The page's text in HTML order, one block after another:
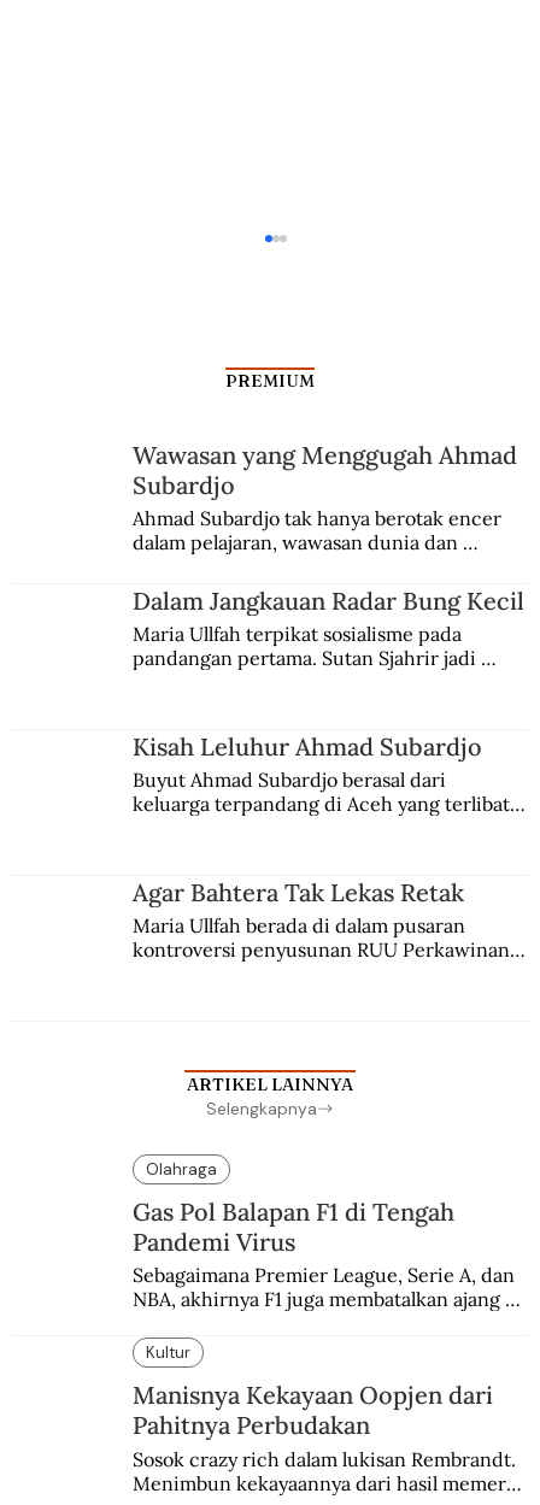
Ketika D.I. Pandjaitan Mengangkat
Orang Jerman Jadi Intel
PREMIUM
Wawasan yang Menggugah Ahmad
Subardjo
Ahmad Subardjo tak hanya berotak encer
dalam pelajaran, wawasan dunia dan
Jules Verne, Multatuli, hingga Sun Yat-sen.
Dalam Jangkauan Radar Bung Kecil
Maria Ullfah terpikat sosialisme pada
pandangan pertama. Sutan Sjahrir jadi
Kisah Leluhur Ahmad Subardjo
Buyut Ahmad Subardjo berasal dari
keluarga terpandang di Aceh yang terlibat
Agar Bahtera Tak Lekas Retak
Maria Ullfah berada di dalam pusaran
kontroversi penyusunan RUU Perkawinan.
ARTIKEL LAINNYA
Selengkapnya
Olahraga
Gas Pol Balapan F1 di Tengah
Pandemi Virus
Sebagaimana Premier League, Serie A, dan
NBA, akhirnya F1 juga membatalkan ajang
enam dekade lampau.
Kultur
Manisnya Kekayaan Oopjen dari
Pahitnya Perbudakan
Sosok crazy rich dalam lukisan Rembrandt.
Menimbun kekayaannya dari hasil memeras